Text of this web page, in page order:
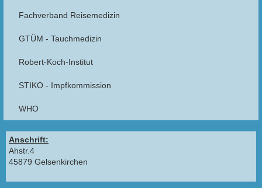
Fachverband Reisemedizin
GTÜM - Tauchmedizin
Robert-Koch-Institut
STIKO - Impfkommission
WHO
Anschrift:
Ahstr.4
45879 Gelsenkirchen